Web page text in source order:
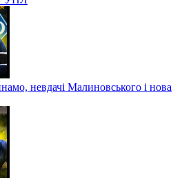
невдачі Малиновського і нова